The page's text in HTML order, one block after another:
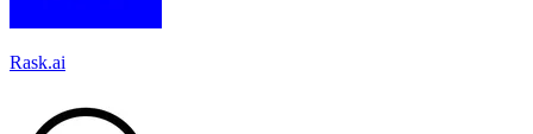
Rask.ai